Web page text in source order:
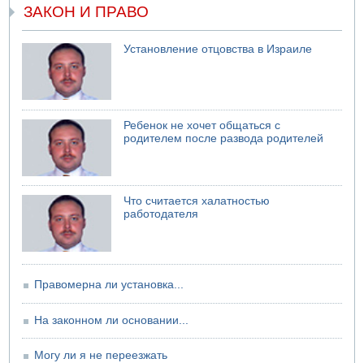
ЗАКОН И ПРАВО
Установление отцовства в Израиле
Ребенок не хочет общаться с
родителем после развода родителей
Что считается халатностью
работодателя
Правомерна ли установка...
На законном ли основании...
Могу ли я не переезжать